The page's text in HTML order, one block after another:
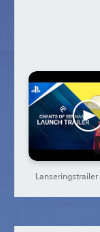
Lanseringstrailer